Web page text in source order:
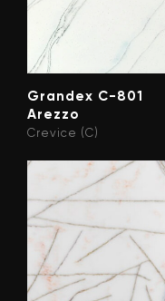
Grandex C-801
Arezzo
Crevice (C)